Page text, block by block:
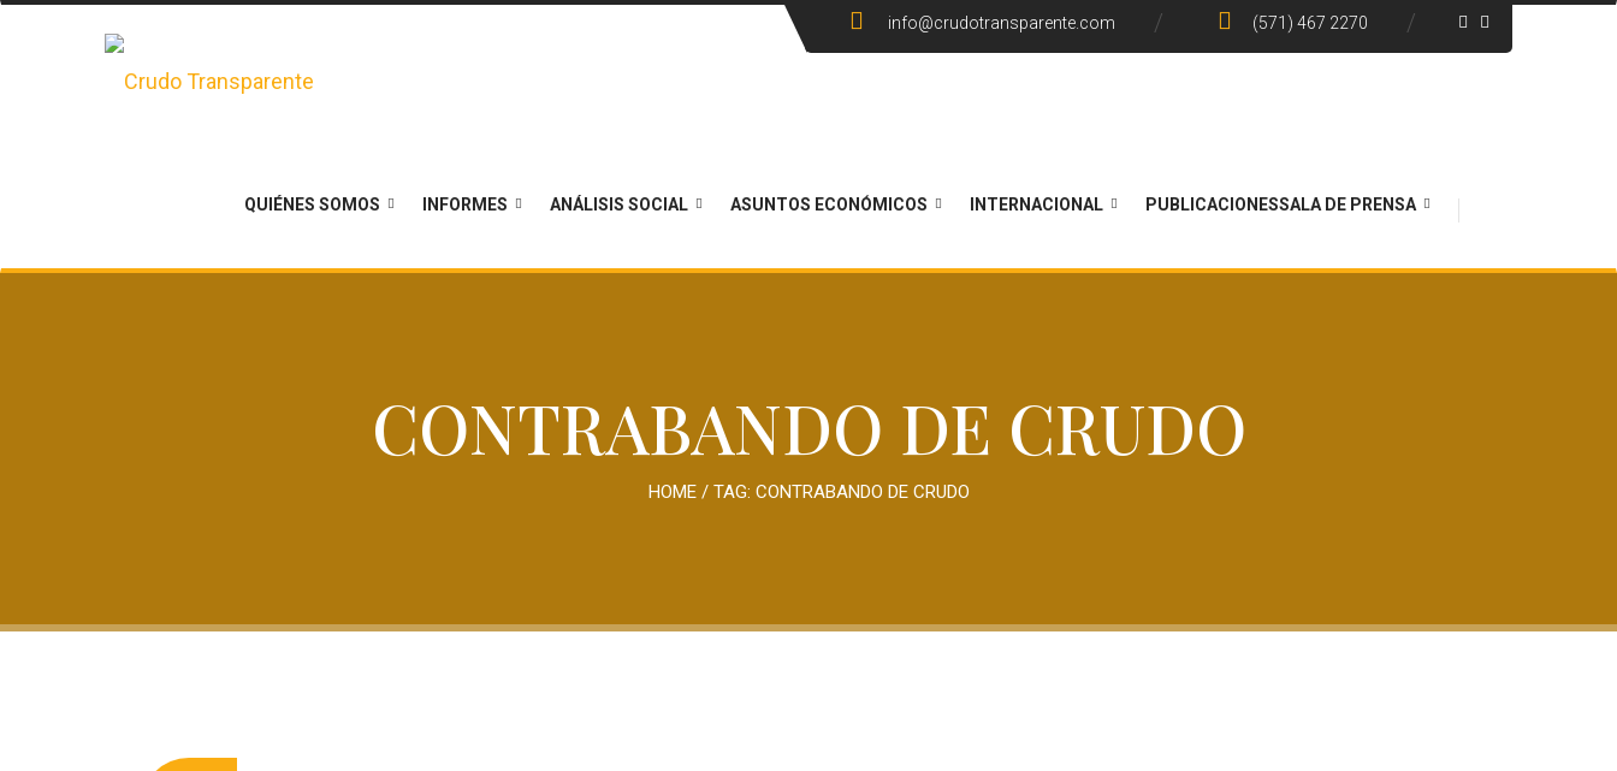
info@crudotransparente.com (571) 467 2270
QUIÉNES SOMOS INFORMES ANÁLISIS SOCIAL ASUNTOS ECONÓMICOS INTERNACIONAL PUBLICACIONESSALA DE PRENSA
CONTRABANDO DE CRUDO
HOME/ TAG: CONTRABANDO DE CRUDO